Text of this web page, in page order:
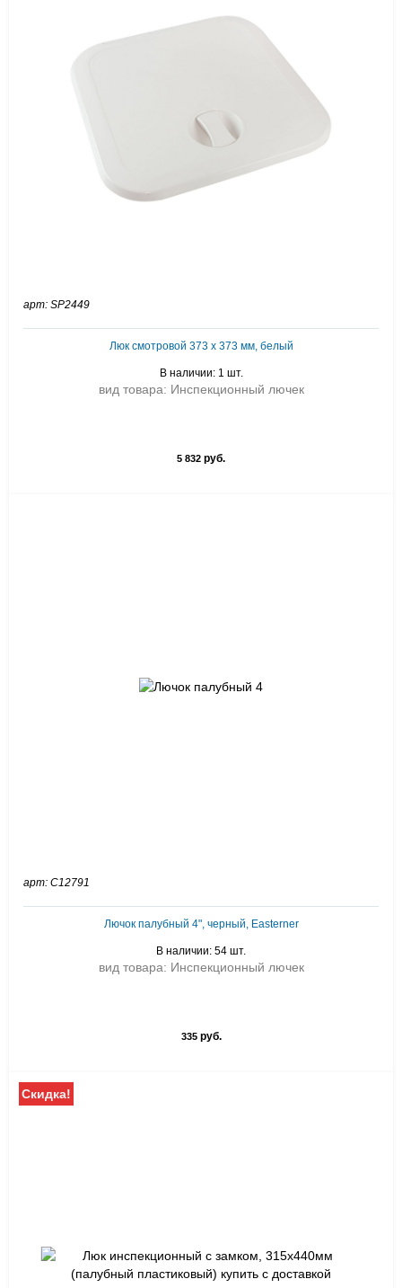
арт: SP2449
Люк смотровой 373 х 373 мм, белый
В наличии: 1 шт.
вид товара: Инспекционный лючек
5 832 руб.
арт: C12791
Лючок палубный 4", черный, Easterner
В наличии: 54 шт.
вид товара: Инспекционный лючек
335руб.
Скидка!